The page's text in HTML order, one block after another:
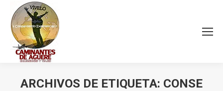
ARCHIVOS DE ETIQUETA: CONSE